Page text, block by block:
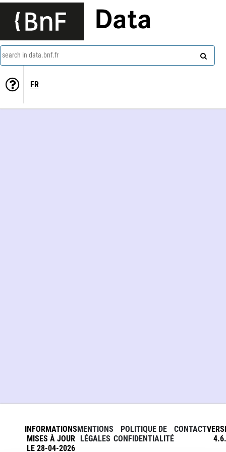
Data
search in data.bnf.fr
FR
INFORMATIONS
MISES À JOUR
LE 28-04-2026
MENTIONS
LÉGALES
POLITIQUE DE
CONFIDENTIALITÉ
CONTACT